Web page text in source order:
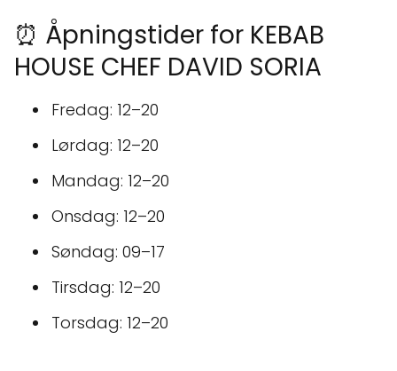
⏰ Åpningstider for KEBAB
HOUSE CHEF DAVID SORIA
Fredag: 12–20
Lørdag: 12–20
Mandag: 12–20
Onsdag: 12–20
Søndag: 09–17
Tirsdag: 12–20
Torsdag: 12–20